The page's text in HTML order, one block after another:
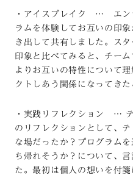
・アイスブレイク … エン
ラムを体験してお互いの印
き出して共有しました。ス
印象と比べてみると、チー
よりお互いの特性について
クトしあう関係になってき
・実践リフレクション …
のリフレクションとして、
な場だったか？プログラム
ち帰れそうか？について、
た。最初は個人の想いを付